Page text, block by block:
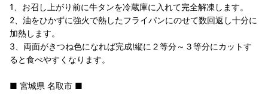
1、お召し上がり前に牛タンを冷蔵庫に入れて完全解凍します。
2、油をひかずに強火で熱したフライパンにのせて数回返し十分に
加熱します。
3、両面がきつね色になれば完成!縦に２等分～３等分にカットす
ると食べやすくなります。
■ 宮城県 名取市 ■